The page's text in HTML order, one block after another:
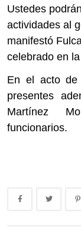
Ustedes
actividades al
manifestó
celebrado en
En el acto de
presentes
Martínez
funcionarios.